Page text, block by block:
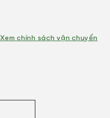
Xem chính sách vận chuyển